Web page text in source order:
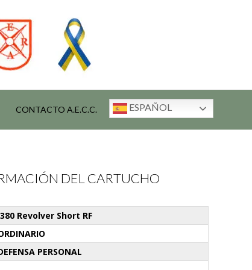
CONTACTO A.E.C.C. ESPAÑOL
DEL CARTUCHO
Revolver Short RF
PERSONAL